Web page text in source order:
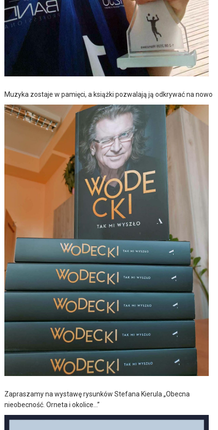
Muzyka zostaje w pamięci, a książki pozwalają ją odkrywać na nowo
Zapraszamy na wystawę rysunków Stefana Kierula „Obecna
nieobecność. Orneta i okolice…”